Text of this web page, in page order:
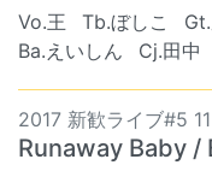
Vo.王 Tb.ぼしこ
Ba.えいしん
Cj.田中
2017 新歓ライブ#5 11
Runaway Baby /